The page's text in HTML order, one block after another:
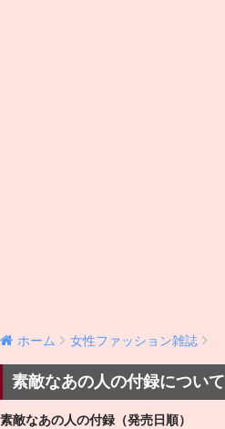
ホーム 女性ファッション雑誌
素敵なあの人の付録について
素敵なあの人の付録（発売日順）